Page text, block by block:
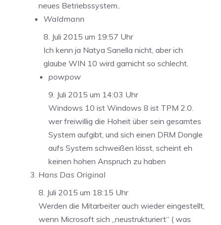
neues Betriebssystem..
Waldmann
8. Juli 2015 um 19:57 Uhr
Ich kenn ja Natya Sanella nicht, aber ich
glaube WIN 10 wird garnicht so schlecht.
powpow
9. Juli 2015 um 14:03 Uhr
Windows 10 ist Windows 8 ist TPM 2.0.
wer freiwillig die Hoheit über sein gesamtes
System aufgibt, und sich einen DRM Dongle
aufs System schweißen lässt, scheint eh
keinen hohen Anspruch zu haben
Hans Das Original
8. Juli 2015 um 18:15 Uhr
Werden die Mitarbeiter auch wieder eingestellt,
wenn Microsoft sich „neustrukturiert“ ( was